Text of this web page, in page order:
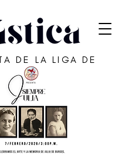
DE LA LIGA DE
DE SAN JUAN